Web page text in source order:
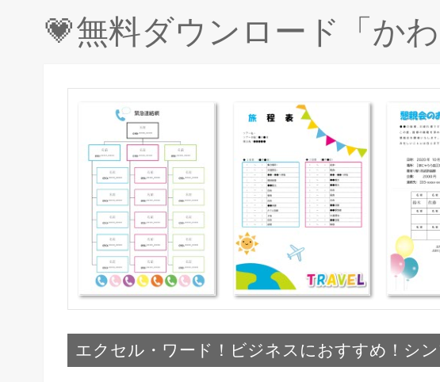
💗無料ダウンロード「か
エクセル・ワード！ビジネスにおすすめ！シ